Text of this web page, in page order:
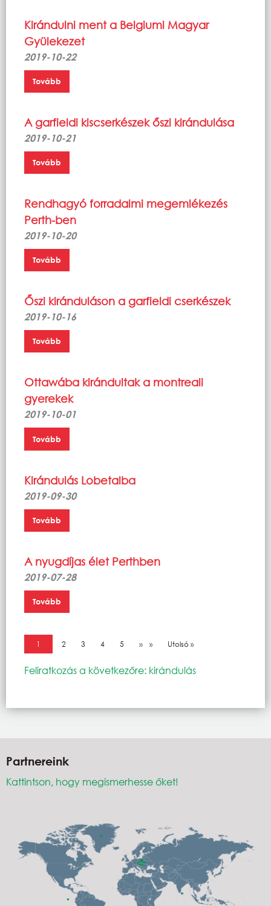
Kirándulni ment a Belgiumi Magyar
Gyülekezet
2019-10-22
Tovább
A garfieldi kiscserkészek őszi kirándulása
2019-10-21
Tovább
Rendhagyó forradalmi megemlékezés
Perth-ben
2019-10-20
Tovább
Őszi kiránduláson a garfieldi cserkészek
2019-10-16
Tovább
Ottawába kirándultak a montreali
gyerekek
2019-10-01
Tovább
Kirándulás Lobetalba
2019-09-30
Tovább
A nyugdíjas élet Perthben
2019-07-28
Tovább
Oldalszámozás
Jelenlegi oldal
1 Oldal
2 Oldal
3 Oldal
4 Oldal
5 Következő oldal
›› Utolsó oldal
Utolsó »
Feliratkozás a következőre: kirándulás
Partnereink
Kattintson, hogy megismerhesse őket!